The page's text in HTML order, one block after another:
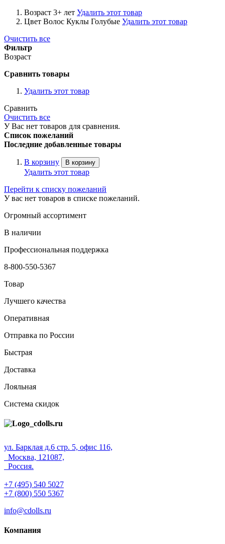
Возраст 3+ лет Удалить этот товар
Цвет Волос Куклы Голубые Удалить этот товар
Очистить все
Фильтр
Возраст
Сравнить товары
Удалить этот товар
Сравнить
Очистить все
У Вас нет товаров для сравнения.
Список пожеланий
Последние добавленные товары
В корзину В корзину
Удалить этот товар
Перейти к списку пожеланий
У вас нет товаров в списке пожеланий.
Огромный ассортимент
В наличии
Профессиональная поддержка
8-800-550-5367
Товар
Лучшего качества
Оперативная
Отправка по России
Быстрая
Доставка
Лояльная
Система скидок
ул. Барклая д.6 стр. 5, офис 116,
Москва, 121087,
Россия.
+7 (495) 540 5027
+7 (800) 550 5367
info@cdolls.ru
Компания